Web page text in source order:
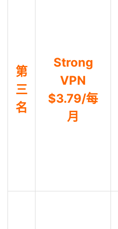
第
三
名
Strong
VPN
$3.79/每
月